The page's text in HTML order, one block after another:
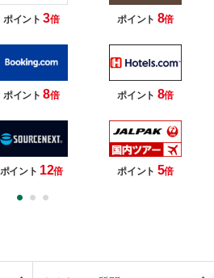
ポイント3倍 ポイント 8倍
ポイント8倍 ポイント 8倍
ポイント 12倍 ポイント 5倍